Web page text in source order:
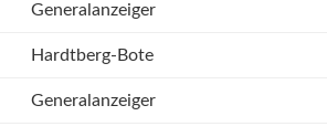
Generalanzeiger
Hardtberg-Bote
Generalanzeiger